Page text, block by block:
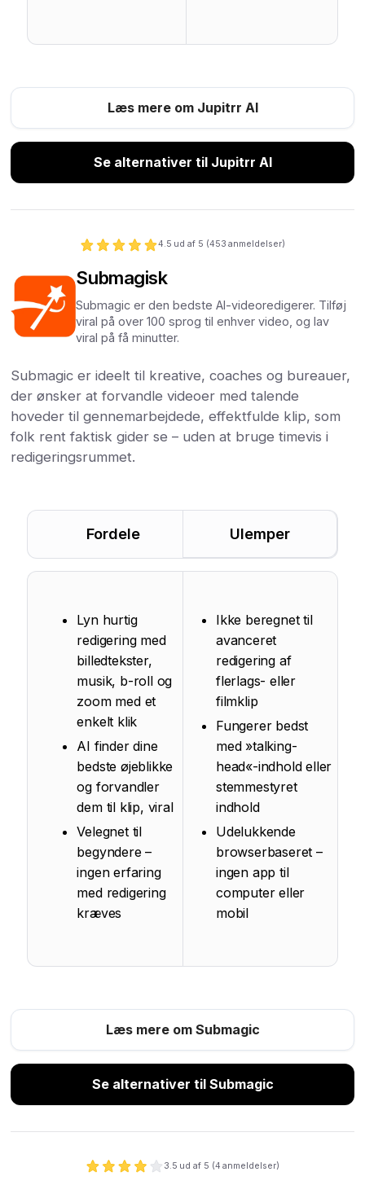
Læs mere om Jupitrr AI
Se alternativer til Jupitrr AI
4.5 ud af 5 (453 anmeldelser)
Submagisk
Submagic er den bedste AI-videoredigerer. Tilføj
viral på over 100 sprog til enhver video, og lav
viral på få minutter.
Submagic er ideelt til kreative, coaches og bureauer,
der ønsker at forvandle videoer med talende
hoveder til gennemarbejdede, effektfulde klip, som
folk rent faktisk gider se – uden at bruge timevis i
redigeringsrummet.
Fordele Ulemper
Lyn hurtig
redigering med
billedtekster,
musik, b-roll og
zoom med et
enkelt klik
AI finder dine
bedste øjeblikke
og forvandler
dem til klip, viral
Velegnet til
begyndere –
ingen erfaring
med redigering
kræves
Ikke beregnet til
avanceret
redigering af
flerlags- eller
filmklip
Fungerer bedst
med »talking-
head«-indhold eller
stemmestyret
indhold
Udelukkende
browserbaseret –
ingen app til
computer eller
mobil
Læs mere om Submagic
Se alternativer til Submagic
3.5 ud af 5 (4 anmeldelser)